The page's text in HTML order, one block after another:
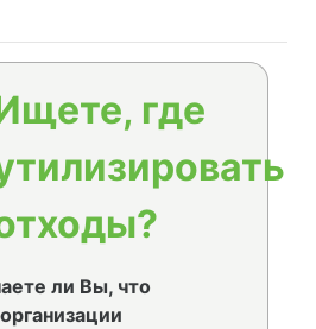
где
ли Вы, что